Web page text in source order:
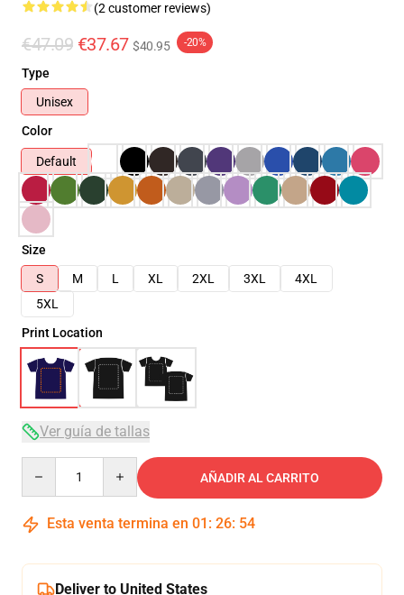
(2 customer reviews)
€47.09 €37.67 $40.95 -20%
Type
Unisex
Color
Default
Size
S
M L XL 2XL 3XL
4XL
5XL
Print Location
Ver guía de tallas
AÑADIR AL CARRITO
Esta venta termina en 01 : 26: 54
Deliver to United States